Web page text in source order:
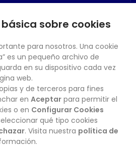
BOLETÍN
sobre cookies
para nosotros. Una cookie
es un pequeño archivo de
en su dispositivo cada vez
web.
y de terceros para fines
en Aceptar para permitir el
o en Configurar Cookies
qué tipo cookies
. Visita nuestra política de